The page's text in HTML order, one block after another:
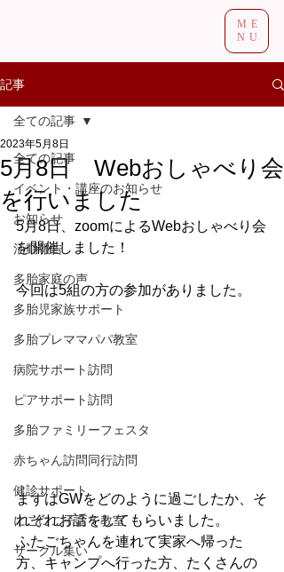
ME
NU
記事
全ての記事
イベント・講座のお知らせ
お知らせ
活動報告
多胎家庭の声
多胎児家族サポート
多胎プレママパパ教室
病院サポート訪問
ピアサポート訪問
多胎ファミリーフェスタ
赤ちゃん訪問同行訪問
健診サポート
にこにこ子育て教室
サークル集い
全ての記事
5月8日 Webおしゃべり会
を行いました
2023年5月8日
5月8日、zoomによるWebおしゃべり会
を開催しました！
今回は5組の方の参加がありました。
まずはGWをどのように過ごしたか、そ
れぞれお話をしてもらいました。
ふたごちゃんを連れて実家へ帰った
方、キャンプへ行った方、たくさんの